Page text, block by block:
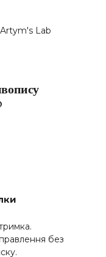
Artym's Lab
без